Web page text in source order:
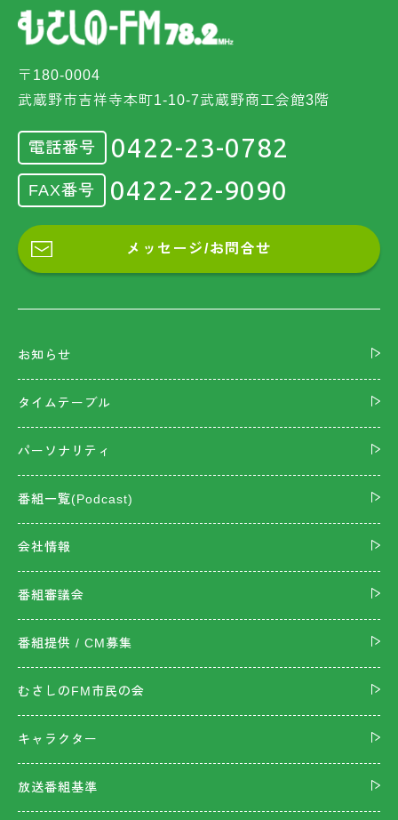
〒180-0004
武蔵野市吉祥寺本町1-10-7武蔵野商工会館3階
電話番号 0422-23-0782
FAX番号 0422-22-9090
メッセージ/お問合せ
お知らせ
タイムテーブル
パーソナリティ
番組一覧(Podcast)
会社情報
番組審議会
番組提供 / CM募集
むさしのFM市民の会
キャラクター
放送番組基準